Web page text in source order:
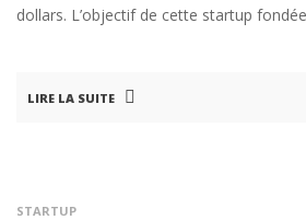
dollars. L’objectif de cette startup
LIRE LA SUITE
STARTUP